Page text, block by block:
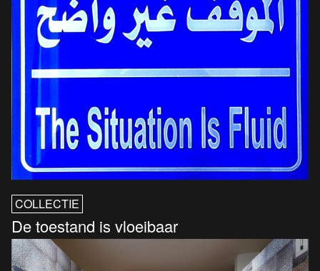
COLLECTIE
De toestand is vloeibaar